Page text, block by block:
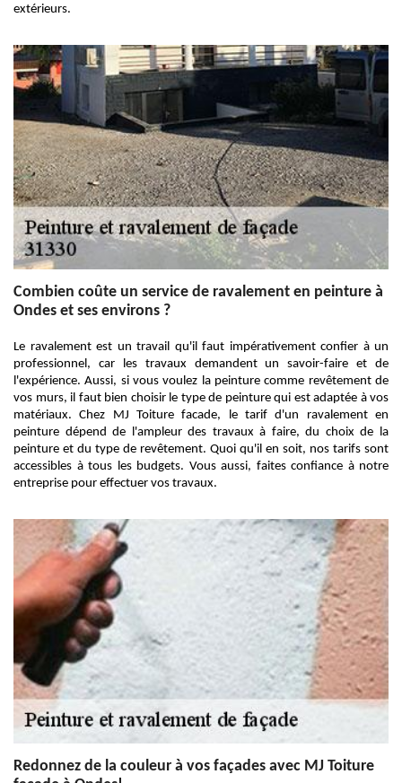
extérieurs.
Combien coûte un service de ravalement en peinture à
Ondes et ses environs ?
Le ravalement est un travail qu'il faut impérativement confier à un
professionnel, car les travaux demandent un savoir-faire et de
l'expérience. Aussi, si vous voulez la peinture comme revêtement de
vos murs, il faut bien choisir le type de peinture qui est adaptée à vos
matériaux. Chez MJ Toiture facade, le tarif d'un ravalement en
peinture dépend de l'ampleur des travaux à faire, du choix de la
peinture et du type de revêtement. Quoi qu'il en soit, nos tarifs sont
accessibles à tous les budgets. Vous aussi, faites confiance à notre
entreprise pour effectuer vos travaux.
Redonnez de la couleur à vos façades avec MJ Toiture